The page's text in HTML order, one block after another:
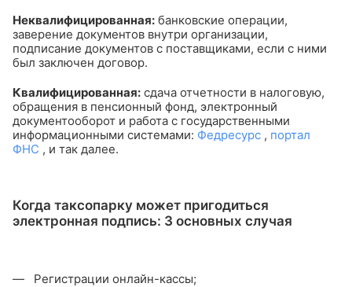
Неквалифицированная: банковские операции,
заверение документов внутри организации,
подписание документов с поставщиками, если с ними
был заключен договор.
Квалифицированная: сдача отчетности в налоговую,
обращения в пенсионный фонд, электронный
документооборот и работа с государственными
информационными системами: Федресурс , портал
ФНС , и так далее.
Когда таксопарку может пригодиться
электронная подпись: 3 основных случая
Регистрации онлайн-кассы;